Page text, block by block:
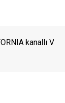
kanallı V